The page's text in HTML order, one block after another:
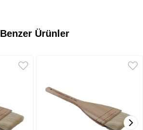
Benzer Ürünler